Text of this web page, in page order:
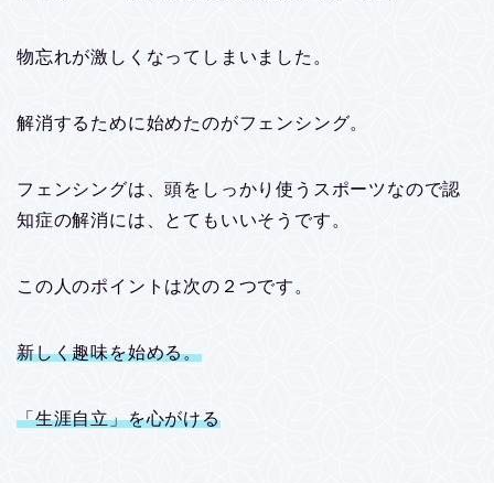
物忘れが激しくなってしまいました。
解消するために始めたのがフェンシング。
フェンシングは、頭をしっかり使うスポーツなので認
知症の解消には、とてもいいそうです。
この人のポイントは次の２つです。
新しく趣味を始める。
「生涯自立」を心がける